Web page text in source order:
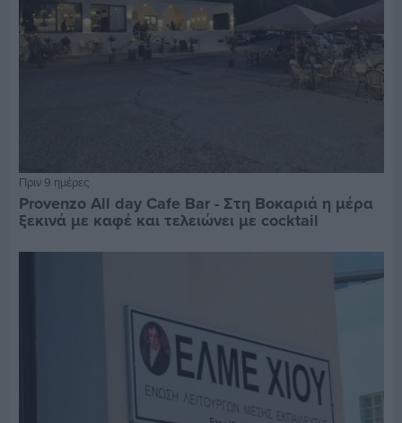
Πριν 9 ημέρες
Provenzo All day Cafe Bar - Στη Βοκαριά η μέρα
ξεκινά με καφέ και τελειώνει με cocktail